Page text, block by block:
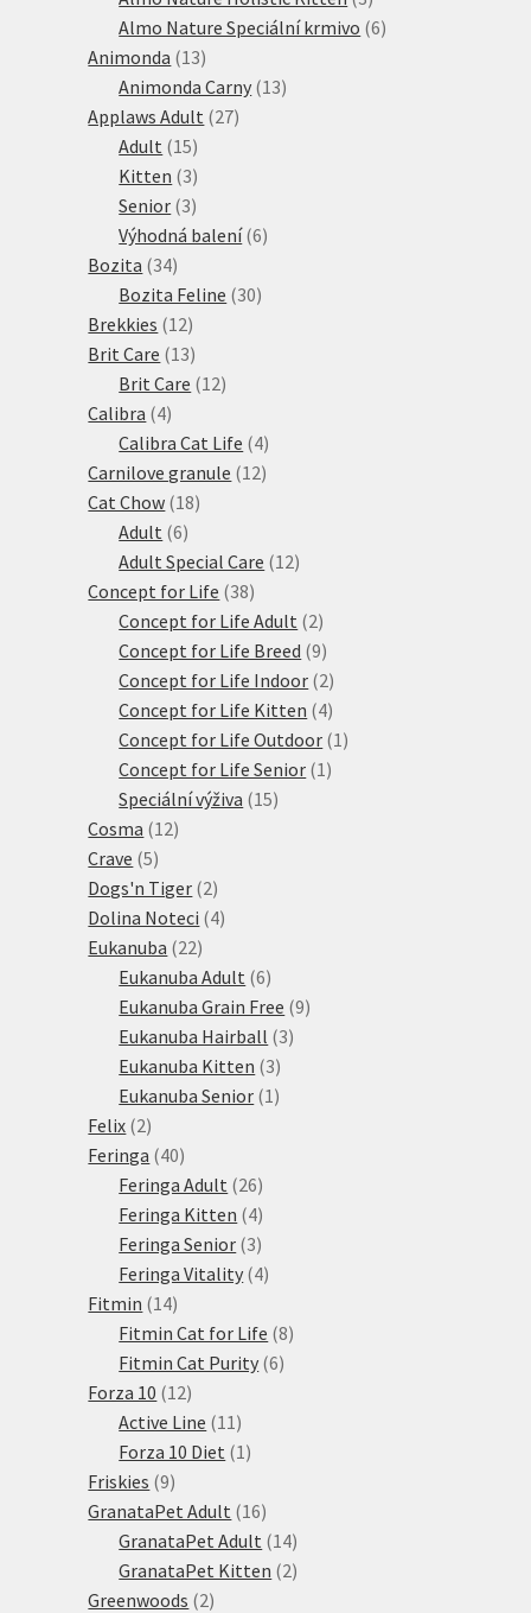
produkty
Almo Nature Speciální krmivo 66
Animonda 1313
produktů
Animonda Carny 1313
Applaws Adult 2727
Adult 1515
produktů
Kitten 33
produkty
Senior 33
produkty
Výhodná balení 66
Bozita 3434
produktů
Bozita Feline 3030
Brekkies 1212
produktů
Brit Care 1313
produktů
Brit Care 1212
Calibra 44
produkty
Calibra Cat Life 44
produkty
Carnilove granule 1212
Cat Chow 1818
Adult 66
produktů
Adult Special Care 1212
Concept for Life 3838
produktů
Concept for Life Adult 22
produkty
Concept for Life Breed 99
produktů
Concept for Life Indoor 22
produkty
Concept for Life Kitten 44
produkty
Concept for Life Outdoor 1 1
Concept for Life Senior 1 1
Speciální výživa 1515
Cosma 1212
Crave 55
produktů
Dogs'n Tiger 22
produkty
Dolina Noteci 44
Eukanuba 2222
produktů
Eukanuba Adult 66
produktů
Eukanuba Grain Free 99
Eukanuba Hairball 33
Eukanuba Kitten 33
produkty
Eukanuba Senior 1 1
Felix 22
produkty
Feringa 4040
produktů
Feringa Adult 2626
produktů
Feringa Kitten 44
produkty
Feringa Senior 33
produkty
Feringa Vitality 44
Fitmin 1414
produktů
Fitmin Cat for Life 88
Fitmin Cat Purity 66
Forza 10 1212
produktů
Active Line 11 11
produktů
Forza 10 Diet 1 1
Friskies 99
produktů
GranataPet Adult 1616
produktů
GranataPet Adult 1414
produktů
GranataPet Kitten 22
Greenwoods 22